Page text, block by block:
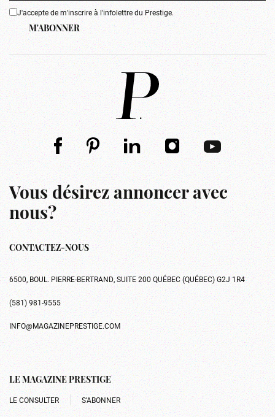
J'accepte de m'inscrire à l'infolettre du Prestige.
M'ABONNER
Vous désirez annoncer avec
nous?
CONTACTEZ-NOUS
6500, BOUL. PIERRE-BERTRAND, SUITE 200 QUÉBEC (QUÉBEC) G2J 1R4
(581) 981-9555
INFO@MAGAZINEPRESTIGE.COM
LE MAGAZINE PRESTIGE
LE CONSULTER S’ABONNER